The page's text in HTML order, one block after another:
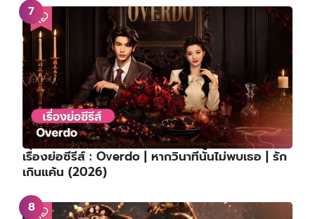
เรื่องย่อซีรีส์ : Overdo | หากวินาทีนั้นไม่พบเธอ | รัก
เกินแค้น (2026)